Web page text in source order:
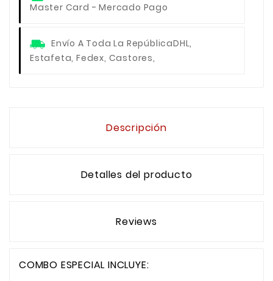
Master Card - Mercado Pago
Envío A Toda La RepúblicaDHL,
Estafeta, Fedex, Castores,
Descripción
Detalles del producto
Reviews
COMBO ESPECIAL INCLUYE: